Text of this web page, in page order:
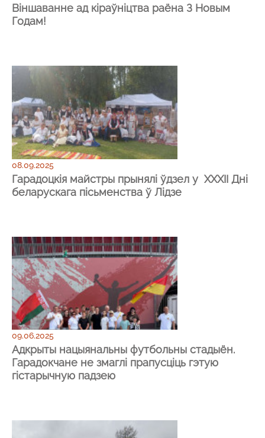
Віншаванне ад кіраўніцтва раёна З Новым
Годам!
08.09.2025
Гарадоцкія майстры прынялі ўдзел у ХХХІІ Дні
беларускага пісьменства ў Лідзе
09.06.2025
Адкрыты нацыянальны футбольны стадыён.
Гарадокчане не змаглі прапусціць гэтую
гістарычную падзею